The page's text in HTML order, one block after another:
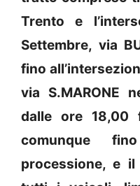
Trento e
Settembre, via
fino
via S.MARONE
dalle ore 18,00
comunque
processione, e